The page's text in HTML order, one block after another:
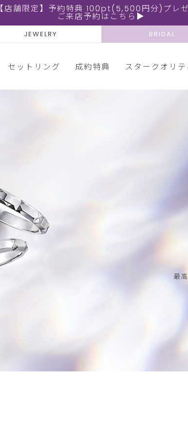
【店舗限定】予約特典 100pt(5,500円分)プレ
ご来店予約はこちら▶
JEWELRY BRIDAL
セットリング 成約特典 スタークオリテ
最